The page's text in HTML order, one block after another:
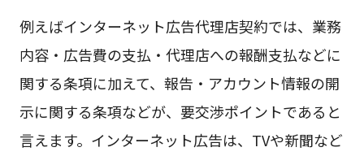
例えばインターネット広告代理店契約では、業務
内容・広告費の支払・代理店への報酬支払などに
関する条項に加えて、報告・アカウント情報の開
示に関する条項などが、要交渉ポイントであると
言えます。インターネット広告は、TVや新聞など